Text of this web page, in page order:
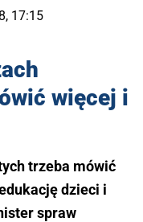
17:15
więcej i
trzeba mówić
dzieci i
spraw